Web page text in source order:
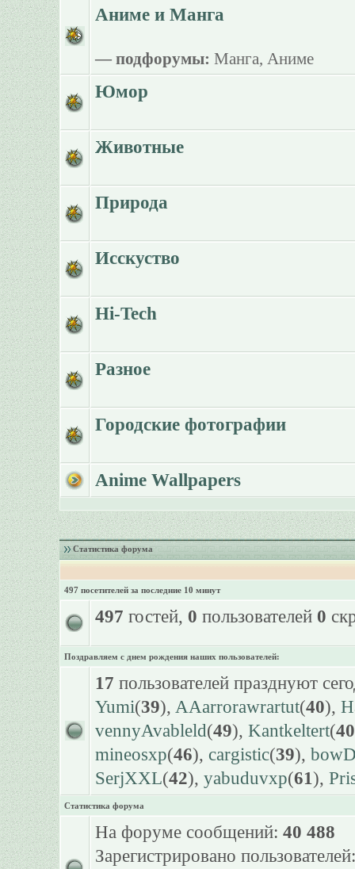
Аниме и Манга
— подфорумы: Манга, Аниме
Юмор
Животные
Природа
Исскуство
Hi-Tech
Разное
Городские фотографии
Anime Wallpapers
Статистика форума
497 посетителей за последние 10 минут
497 гостей, 0 пользователей 0
Поздравляем с днем рождения наших пользователей:
17 пользователей празднуют
Yumi(39), AAarrorawrartut(40),
vennyAvableld(49), Kantkeltert(40
mineosxp(46), cargistic(39),
SerjXXL(42), yabuduvxp(61),
Статистика форума
На форуме сообщений: 40 488
Зарегистрировано